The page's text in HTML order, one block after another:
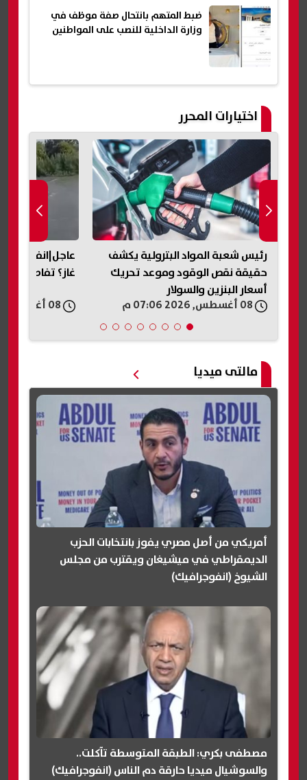
ضبط المتهم بانتحال صفة موظف في
وزارة الداخلية للنصب على المواطنين
اختيارات المحرر
رئيس شعبة المواد البترولية يكشف
حقيقة نقص الوقود وموعد تحريك
أسعار البنزين والسولار
08 أغسطس, 2026 07:06 م
عاجل|انفجار
غاز؟ تفاصيل
08 أغسطس, 2026 07:06 م
مالتى ميديا
أمريكي من أصل مصري يفوز بانتخابات الحزب
الديمقراطي في ميشيغان ويقترب من مجلس
الشيوخ (انفوجرافيك)
مصطفى بكري: الطبقة المتوسطة تآكلت..
والسوشيال ميديا حارقة دم الناس (انفوجرافيك)